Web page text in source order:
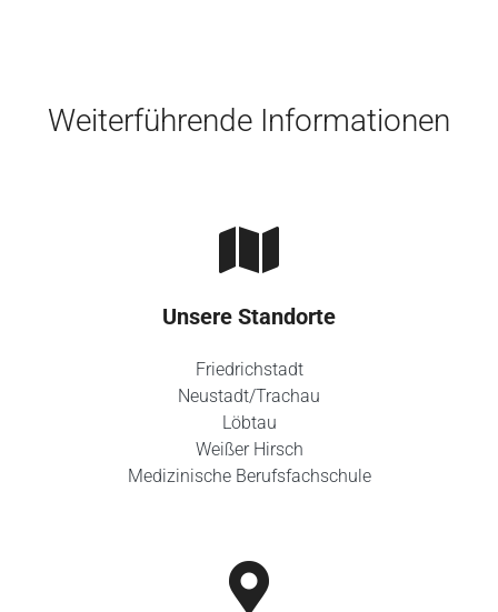
Weiterführende Informationen
Unsere Standorte
Friedrichstadt
Neustadt/Trachau
Löbtau
Weißer Hirsch
Medizinische Berufsfachschule